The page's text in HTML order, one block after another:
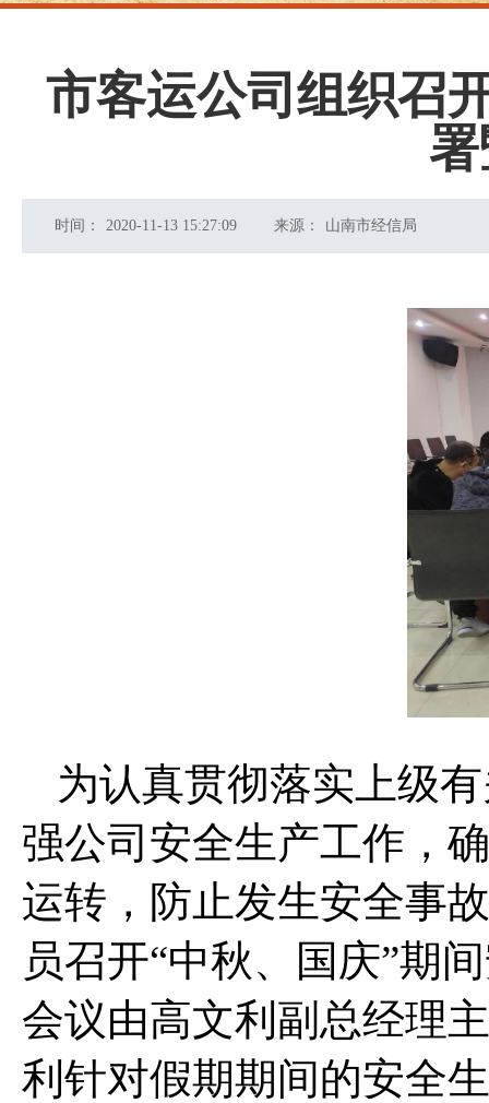
市客运公司组织召
时间： 2020-11-13 15:27:09 来源： 山南市经信局
为认真贯彻落实上级
强公司安全生产工作，
运转，防止发生安全事故
员召开“中秋、国庆”期
会议由高文利副总经理
利针对假期期间的安全